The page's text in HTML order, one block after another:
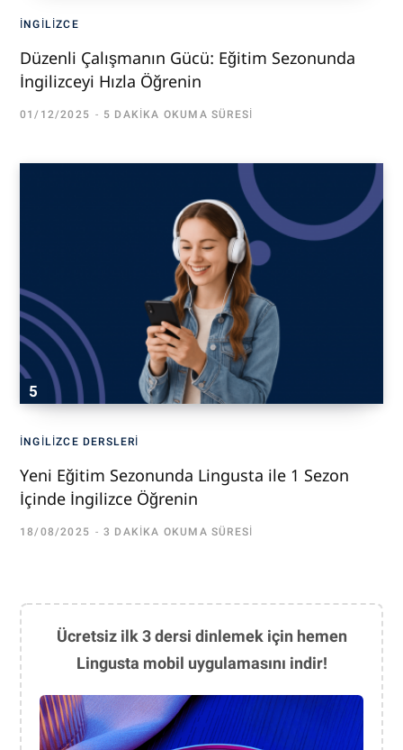
İNGILIZCE
Düzenli Çalışmanın Gücü: Eğitim Sezonunda
İngilizceyi Hızla Öğrenin
01/12/2025 5 DAKIKA OKUMA SÜRESI
İNGILIZCE DERSLERI
Yeni Eğitim Sezonunda Lingusta ile 1 Sezon
İçinde İngilizce Öğrenin
18/08/2025 3 DAKIKA OKUMA SÜRESI
Ücretsiz ilk 3 dersi dinlemek için hemen
Lingusta mobil uygulamasını indir!